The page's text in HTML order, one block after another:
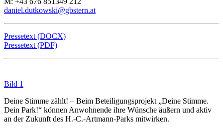
daniel.dutkowski@gbstern.at
Pressetext (DOCX)
Pressetext (PDF)
Bild 1
Deine Stimme zählt! – Beim Beteiligungsprojekt „Deine Stimme.
Dein Park!“ können Anwohnende ihre Wünsche äußern und aktiv
an der Zukunft des H.-C.-Artmann-Parks mitwirken.